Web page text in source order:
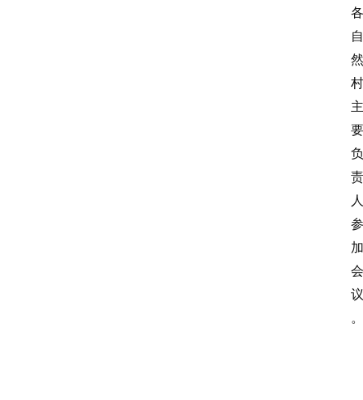
各
自
然
村
主
要
负
责
人
参
加
会
议
。